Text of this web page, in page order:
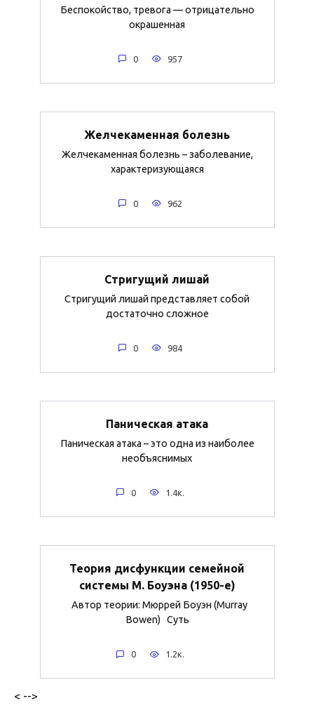
Беспокойство, тревога — отрицательно
окрашенная
0 957
Желчекаменная болезнь
Желчекаменная болезнь – заболевание,
характеризующаяся
0 962
Стригущий лишай
Стригущий лишай представляет собой
достаточно сложное
0 984
Паническая атака
Паническая атака – это одна из наиболее
необъяснимых
0 1.4к.
Теория дисфункции семейной
системы М. Боуэна (1950-е)
Автор теории: Мюррей Боуэн (Murray
Bowen) Суть
0 1.2к.
< -->